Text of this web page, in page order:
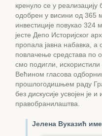
кренуло се у реализацију
одобрен у висини од 365
инвестиције повукао 324
јесте Депо Историјског
пропала јавна набавка, а
повлачење средстава по
смо подигли,
Већином гласова
прошлогодишњем раду
без дискусије усвојен је
правобранилаштва.
Јелена Вуказић